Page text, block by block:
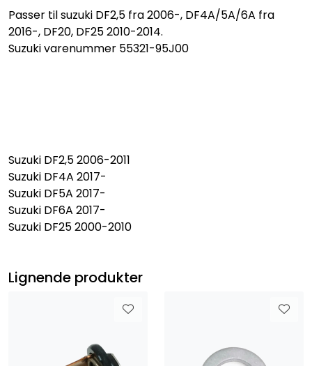
Passer til suzuki DF2,5 fra 2006-, DF4A/5A/6A fra
2016-, DF20, DF25 2010-2014.
Suzuki varenummer 55321-95J00
Suzuki DF2,5 2006-2011
Suzuki DF4A 2017-
Suzuki DF5A 2017-
Suzuki DF6A 2017-
Suzuki DF25 2000-2010
Lignende produkter